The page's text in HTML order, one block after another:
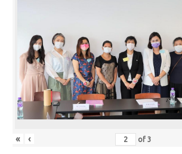
« ‹ of3